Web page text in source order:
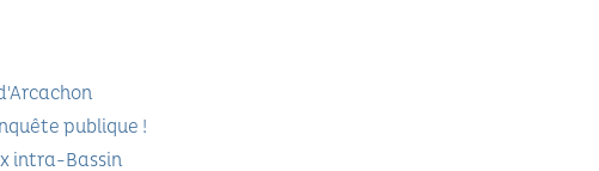
publique !
intra-Bassin